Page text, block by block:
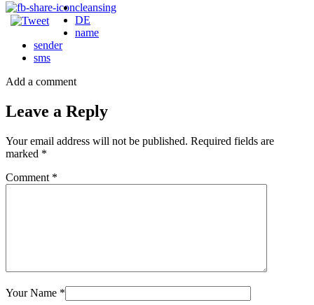
cleansing
DE
name
sender
sms
Add a comment
Leave a Reply
Your email address will not be published. Required fields are
marked *
Comment *
Your Name *